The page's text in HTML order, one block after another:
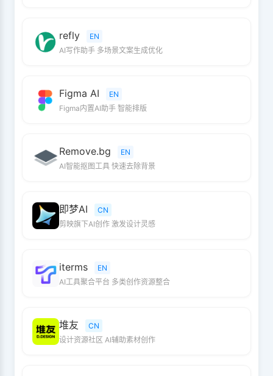
refly
EN
AI写作助手 多场景文案生成优化
Figma AI
EN
Figma内置AI助手 智能排版
Remove.bg
EN
AI智能抠图工具 快速去除背景
即梦AI
CN
剪映旗下AI创作 激发设计灵感
iterms
EN
AI工具聚合平台 多类创作资源整合
堆友
CN
设计资源社区 AI辅助素材创作